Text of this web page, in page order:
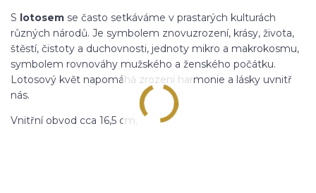
S lotosem se často setkáváme v prastarých kulturách
různých národů. Je symbolem znovuzrození, krásy, života,
štěstí, čistoty a duchovnosti, jednoty mikro a makrokosmu,
symbolem rovnováhy mužského a ženského počátku.
Lotosový květ napomáhá zrození harmonie a lásky uvnitř
nás.
Vnitřní obvod cca 16,5 cm.